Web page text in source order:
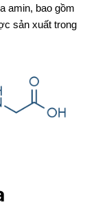
amin, bao gồm
sản xuất trong